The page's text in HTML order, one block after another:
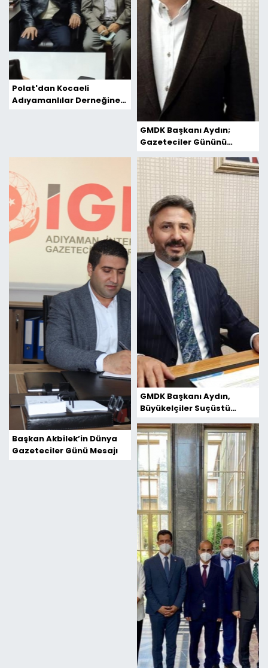
Polat'dan Kocaeli
Adıyamanlılar Derneğine
GMDK Başkanı Aydın;
Gazeteciler Gününü
Başkan Akbilek’in Dünya
Gazeteciler Günü Mesajı
GMDK Başkanı Aydın,
Büyükelçiler Suçüstü